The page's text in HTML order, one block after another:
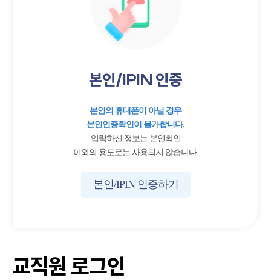
본인/IPIN 인증
본인의 휴대폰이 아닐 경우
본인인증확인이 불가합니다.
입력하신 정보는 본인확인
이외의 용도로는 사용되지 않습니다.
본인/IPIN 인증하기
교직원 로그인